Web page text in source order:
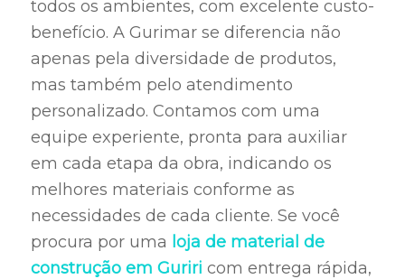
todos os ambientes, com excelente custo-
benefício. A Gurimar se diferencia não
apenas pela diversidade de produtos,
mas também pelo atendimento
personalizado. Contamos com uma
equipe experiente, pronta para auxiliar
em cada etapa da obra, indicando os
melhores materiais conforme as
necessidades de cada cliente. Se você
procura por uma loja de material de
construção em Guriri com entrega rápida,